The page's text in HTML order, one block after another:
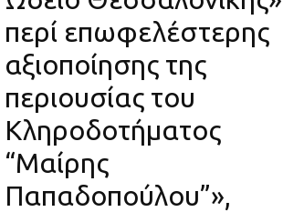
περί επωφελέστερης
αξιοποίησης της
περιουσίας του
Κληροδοτήματος
“Μαίρης
Παπαδοπούλου”»,